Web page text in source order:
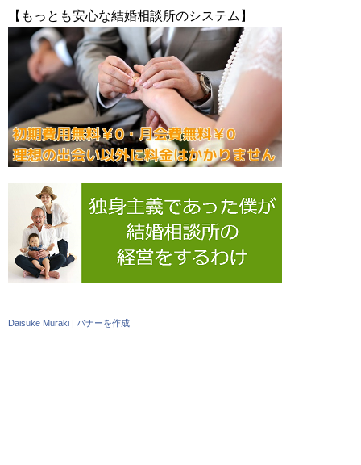
【もっとも安心な結婚相談所のシステム】
Daisuke Muraki | バナーを作成